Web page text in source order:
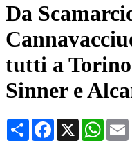
Da
tutti a
Sinner e
CondividiFacebook
X